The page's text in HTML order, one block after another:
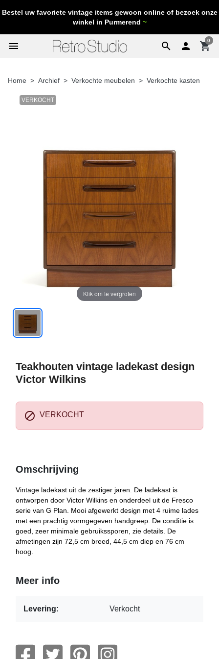
Bestel uw favoriete vintage items gewoon online of bezoek onze
winkel in Purmerend ~
search
menu  shopping_cart
0
Home Archief Verkochte meubelen Verkochte kasten
VERKOCHT
Klik om te vergroten
Teakhouten vintage ladekast design
Victor Wilkins
 VERKOCHT
Omschrijving
Vintage ladekast uit de zestiger jaren. De ladekast is
ontworpen door Victor Wilkins en onderdeel uit de Fresco
serie van G Plan. Mooi afgewerkt design met 4 ruime lades
met een prachtig vormgegeven handgreep. De conditie is
goed, zeer minimale gebruikssporen, zie details. De
afmetingen zijn 72,5 cm breed, 44,5 cm diep en 76 cm
hoog.
Meer info
Levering: Verkocht